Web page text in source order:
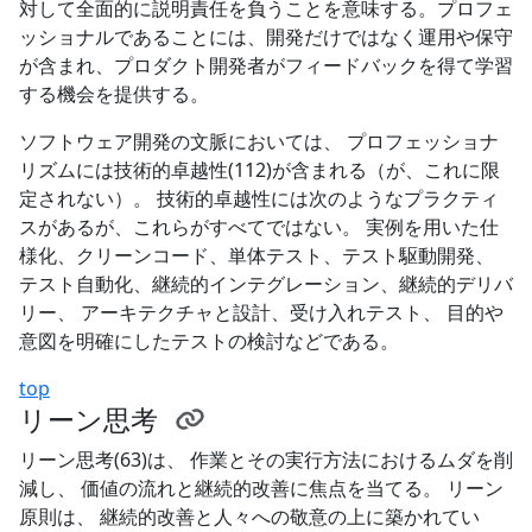
対して全面的に説明責任を負うことを意味する。プロフェ
ッショナルであることには、開発だけではなく運用や保守
が含まれ、プロダクト開発者がフィードバックを得て学習
する機会を提供する。
ソフトウェア開発の文脈においては、 プロフェッショナ
リズムには技術的卓越性(112)が含まれる（が、これに限
定されない）。 技術的卓越性には次のようなプラクティ
スがあるが、これらがすべてではない。 実例を用いた仕
様化、クリーンコード、単体テスト、テスト駆動開発、
テスト自動化、継続的インテグレーション、継続的デリバ
リー、 アーキテクチャと設計、受け入れテスト、 目的や
意図を明確にしたテストの検討などである。
top
リーン思考
リーン思考(63)は、 作業とその実行方法におけるムダを削
減し、 価値の流れと継続的改善に焦点を当てる。 リーン
原則は、 継続的改善と人々への敬意の上に築かれてい